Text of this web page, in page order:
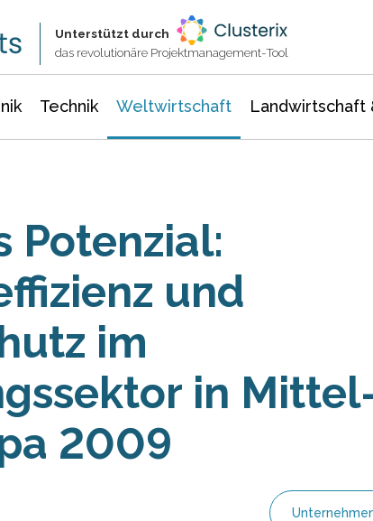
Unterstützt durch
das revolutionäre Projektmanagement-Tool
Technik Weltwirtschaft Landwirtschaft
Potenzial:
und
im
in
2009